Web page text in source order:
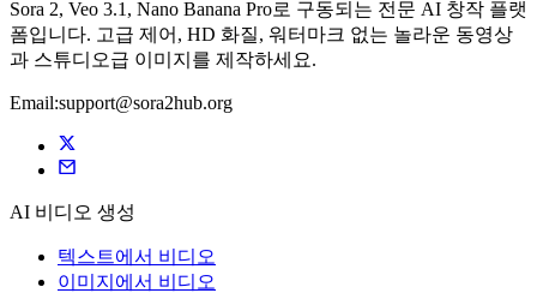
Sora 2, Veo 3.1, Nano Banana Pro로 구동되는 전문 AI 창작 플랫
폼입니다. 고급 제어, HD 화질, 워터마크 없는 놀라운 동영상
과 스튜디오급 이미지를 제작하세요.
Email:support@sora2hub.org
AI 비디오 생성
텍스트에서 비디오
이미지에서 비디오